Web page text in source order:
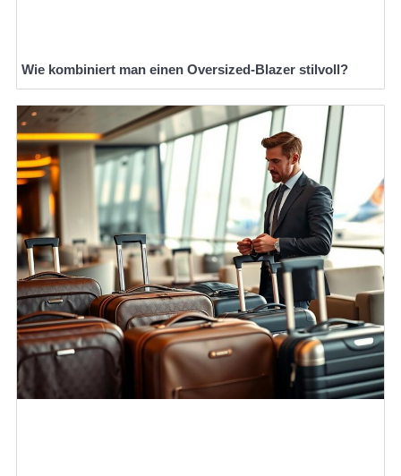
Wie kombiniert man einen Oversized-Blazer stilvoll?